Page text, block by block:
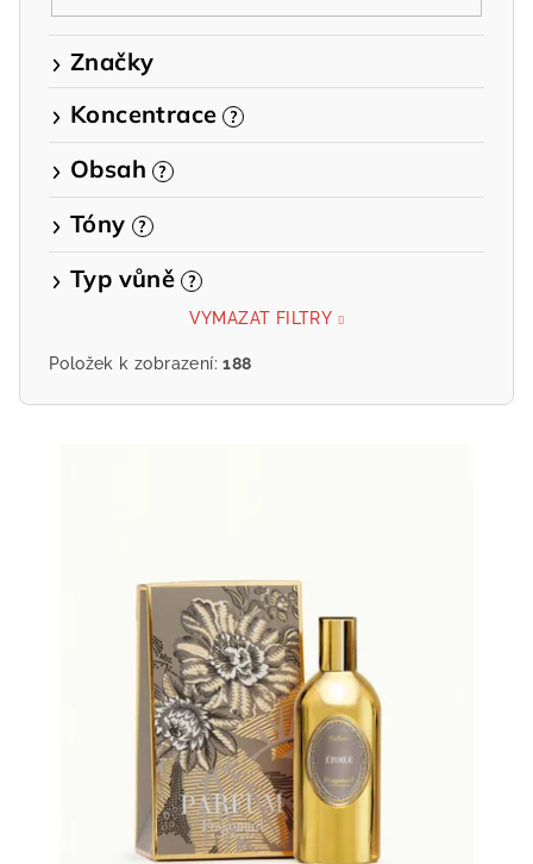
Značky
Koncentrace
?
Obsah ?
Tóny ?
Typ vůně ?
VYMAZAT FILTRY
Položek k zobrazení:188